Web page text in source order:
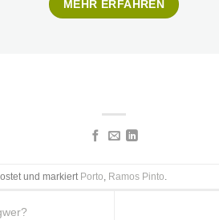
MEHR ERFAHREN
und markiert Porto Ramos Pinto